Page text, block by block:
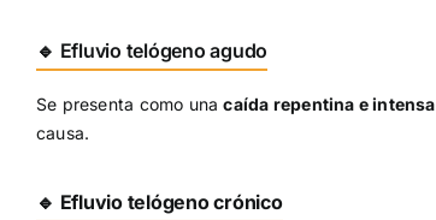
🔹 Efluvio telógeno agudo
Se presenta como unacaída repentina e intensa
causa.
🔹 Efluvio telógeno crónico